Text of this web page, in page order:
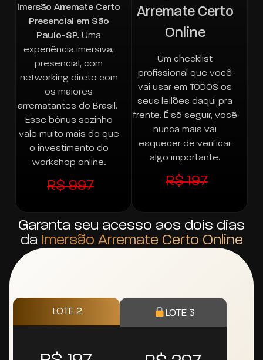
Imersão Arremate Certo
Presencial em São
Paulo-SP. Uma
experiência imersiva,
presencial, com
networking direto com
os maiores
arrematantes do Brasil.
Esse bônus sozinho
vale muito mais do que
o investimento do
workshop online.
R$ 997
Arremate Certo
Online
Um checklist
profissional que você
vai usar em TODOS os
seus leilões daqui pra
frente. É só seguir, você
nunca mais vai
esquecer de verificar
algo importante.
R$ 197
Garanta seu acesso aos dois dias
da ​ Imersão Arremate Certo Online
LOTE 2 LOTE 3